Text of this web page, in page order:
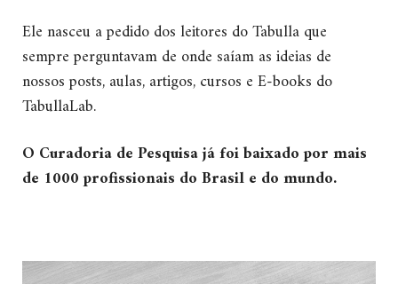
Ele nasceu a pedido dos leitores do Tabulla que
sempre perguntavam de onde saíam as ideias de
nossos posts, aulas, artigos, cursos e E-books do
TabullaLab.
O Curadoria de Pesquisa já foi baixado por mais
de 1000 profissionais do Brasil e do mundo.